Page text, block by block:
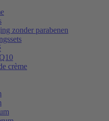
zonder parabenen
crème